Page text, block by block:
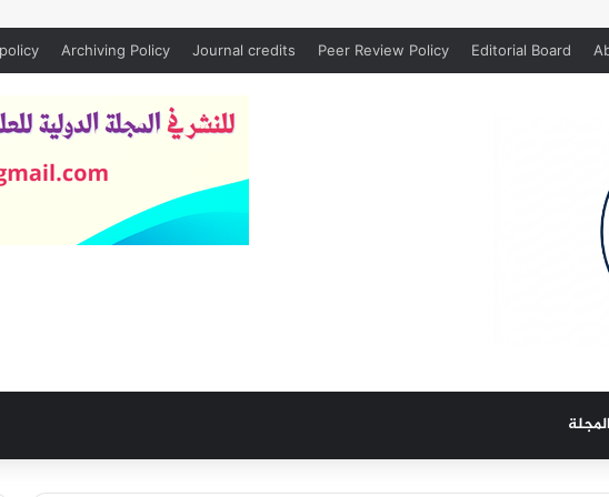
Editorial Board
Peer Review Policy
Journal credits
Archiving Policy